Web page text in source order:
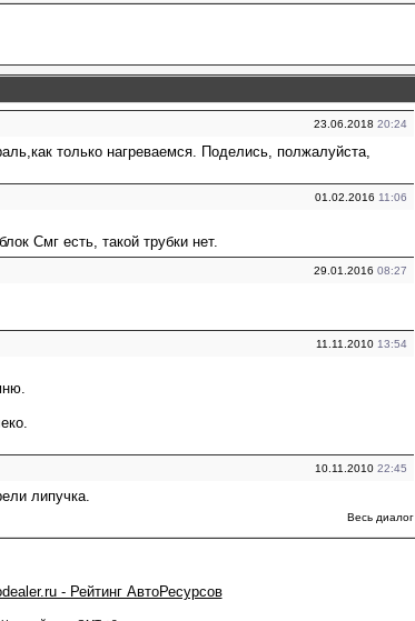
23.06.2018 20:24
только нагреваемся. Поделись, полжалуйста,
01.02.2016 11:06
Смг есть, такой трубки нет.
29.01.2016 08:27
11.11.2010 13:54
10.11.2010 22:45
липучка.
Весь диалог